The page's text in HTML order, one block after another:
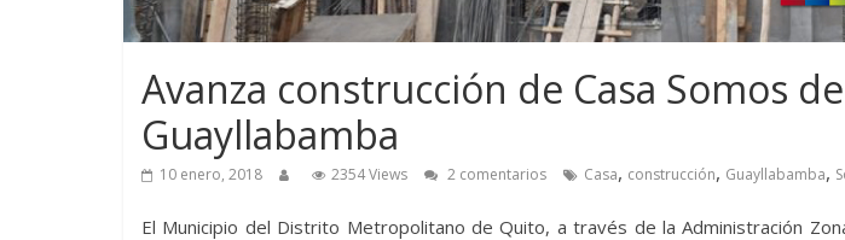
Avanza construcción de Casa Somos de
Guayllabamba
10 enero, 2018 2354 Views 2 comentarios Casa, construcción, Guayllabamba,
El Municipio del Distrito Metropolitano de Quito, a través de la Administración